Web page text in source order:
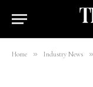
Home » Industry News »
Register